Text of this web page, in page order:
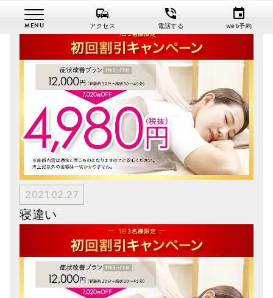
commute
アクセス
phone_in_talk
電話する
event
web予約
2021.02.27
寝違い